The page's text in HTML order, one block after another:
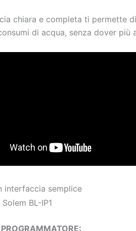
chiara e completa ti permette
di acqua, senza dover più
interfaccia semplice